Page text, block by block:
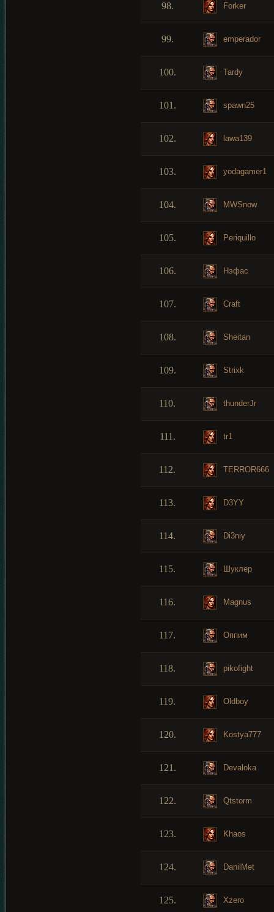
98. Forker
99. emperador
100. Tardy
101. spawn25
102. lawa139
103. yodagamer1
104. MWSnow
105. Periquillo
106. Нэфас
107. Craft
108. Sheitan
109. Strixk
110. thunderJr
111. tr1
112. TERROR666
113. D3YY
114. Di3niy
115. Шуклер
116. Magnus
117. Оппим
118. pikofight
119. Oldboy
120. Kostya777
121. Devaloka
122. Qtstorm
123. Khaos
124. DanilMet
125. Xzero